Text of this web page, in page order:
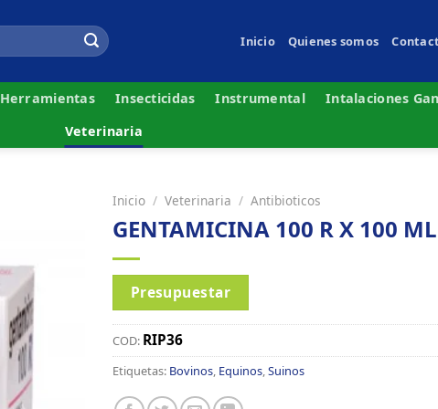
Inicio Quienes somos
Herramientas Insecticidas Instrumental Intalaciones
Veterinaria
Inicio / Veterinaria / Antibioticos
GENTAMICINA 100 R X 100 ML
Presupuestar
COD: RIP36
Etiquetas: Bovinos, Equinos,Suinos